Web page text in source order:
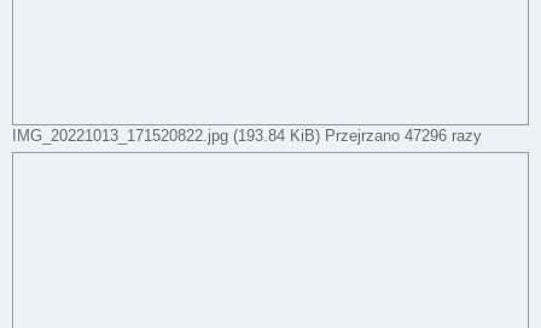
IMG_20221013_171520822.jpg (193.84 KiB) Przejrzano 47296 razy